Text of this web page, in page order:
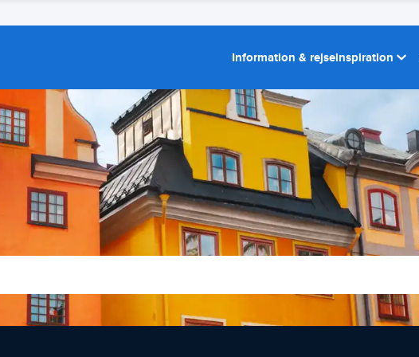
Information & rejseinspiration